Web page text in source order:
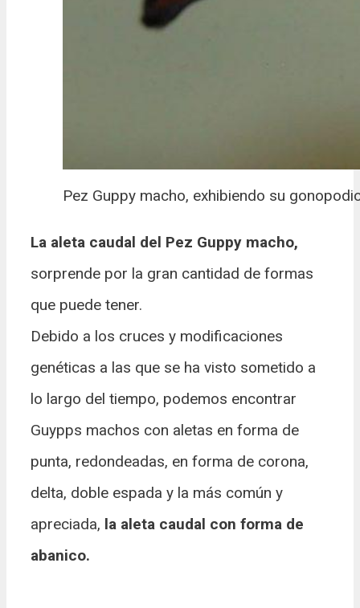
Pez Guppy macho, exhibiendo su
La aleta caudal del Pez Guppy macho,
sorprende por la gran cantidad de formas
que puede tener.
Debido a los cruces y modificaciones
genéticas a las que se ha visto sometido a
lo largo del tiempo, podemos encontrar
Guypps machos con aletas en forma de
punta, redondeadas, en forma de corona,
delta, doble espada y la más común y
apreciada, la aleta caudal con forma de
abanico.